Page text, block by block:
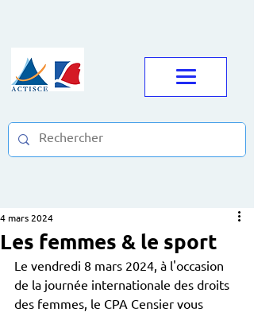
Les femmes & le sport
4 mars 2024
Le vendredi 8 mars 2024, à l'occasion
de la journée internationale des droits
des femmes, le CPA Censier vous